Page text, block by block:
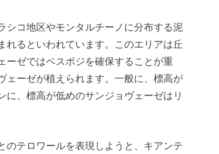
シコ地区やモンタルチーノに分布する泥
れるといわれています。このエリアは丘
ーゼではベスポジを確保することが重
ェーゼが植えられます。一般に、標高が
、標高が低めのサンジョヴェーゼはリ
のテロワールを表現しようと、キアンテ